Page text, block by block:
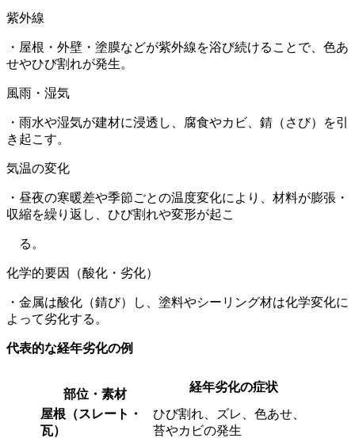
紫外線
・屋根・外壁・塗膜などが紫外線を浴び続けることで、色あ
せやひび割れが発生。
風雨・湿気
・雨水や湿気が建材に浸透し、腐食やカビ、錆（さび）を引
き起こす。
気温の変化
・昼夜の寒暖差や季節ごとの温度変化により、材料が膨張・
収縮を繰り返し、ひび割れや変形が起こ
る。
化学的要因（酸化・劣化）
・金属は酸化（錆び）し、塗料やシーリング材は化学変化に
よって劣化する。
代表的な経年劣化の例
部位・素材
経年劣化の症状
屋根（スレート・
瓦）
ひび割れ、ズレ、色あせ、
苔やカビの発生